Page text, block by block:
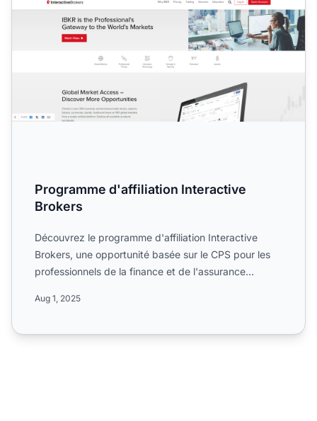
Programme d'affiliation Interactive
Brokers
Découvrez le programme d'affiliation Interactive
Brokers, une opportunité basée sur le CPS pour les
professionnels de la finance et de l'assurance
Aug 1, 2025